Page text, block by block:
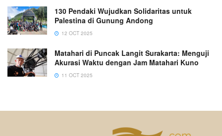
130 Pendaki Wujudkan Solidaritas untuk
Palestina di Gunung Andong
12 OCT 2025
Matahari di Puncak Langit Surakarta: Menguji
Akurasi Waktu dengan Jam Matahari Kuno
11 OCT 2025